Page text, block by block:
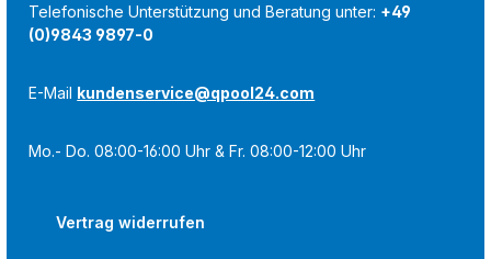
Telefonische Unterstützung und Beratung unter: +49
(0)9843 9897-0
E-Mail kundenservice@qpool24.com
Mo.- Do. 08:00-16:00 Uhr & Fr. 08:00-12:00 Uhr
Vertrag widerrufen